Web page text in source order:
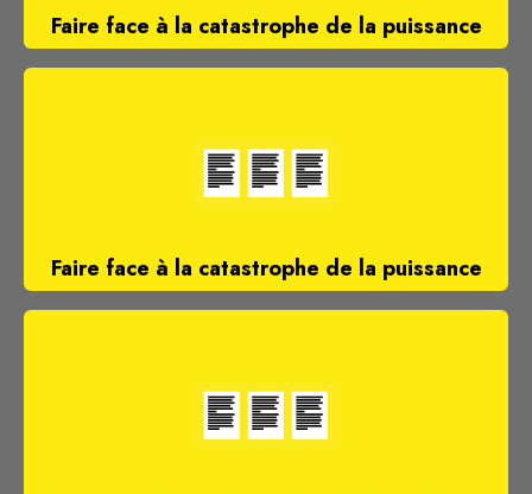
Faire face à la catastrophe de la puissance
Faire face à la catastrophe de la puissance